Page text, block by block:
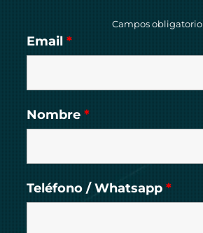
Campos obligatorio
Email *
Nombre *
Teléfono / Whatsapp *